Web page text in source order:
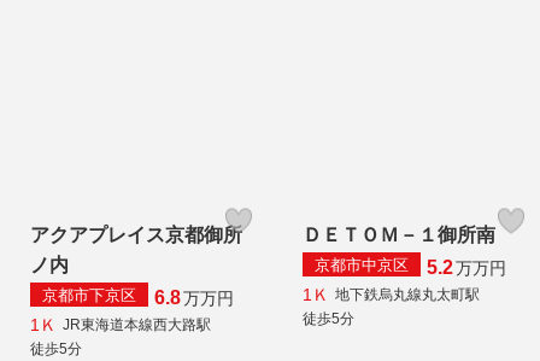
アクアプレイス京都御所
ノ内
京都市下京区 6.8万万円
1Ｋ
JR東海道本線西大路駅
徒歩5分
ＤＥＴＯＭ－１御所南
京都市中京区 5.2万万円
1Ｋ
地下鉄烏丸線丸太町駅
徒歩5分